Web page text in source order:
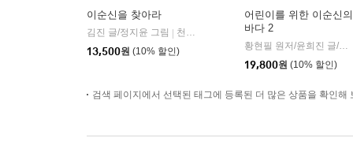
이순신을 찾아라
김진 글/정지윤 그림
천개의바람
13,500원 (10% 할인)
어린이를 위한 이순신의
바다 2
황현필 원저/윤희진 글/최민준 그림
19,800원 (10% 할인)
검색 페이지에서 선택된 태그에 등록된 더 많은 상품을 확인해